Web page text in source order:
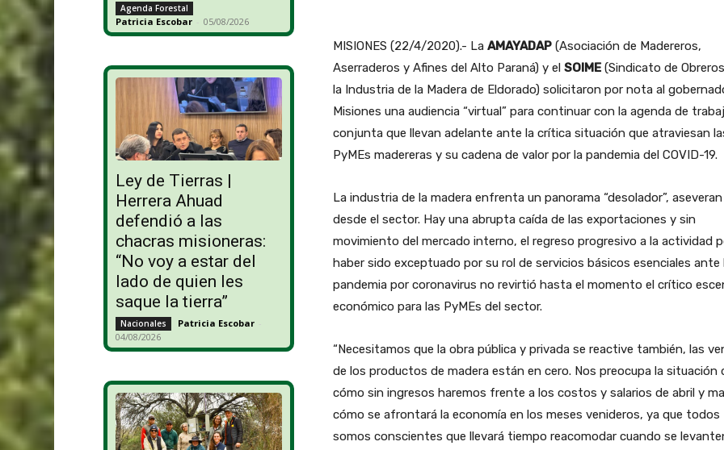
Agenda Forestal
Patricia Escobar - 05/08/2026
Ley de Tierras |
Herrera Ahuad
defendió a las
chacras misioneras:
“No voy a estar del
lado de quien les
saque la tierra”
Nacionales Patricia Escobar -
04/08/2026
MISIONES (22/4/2020).- La AMAYADAP(Asociación de Madereros,
Aserraderos y Afines del Alto Paraná) y el SOIME(Sindicato de
la Industria de la Madera de Eldorado) solicitaron por nota al
Misiones una audiencia “virtual” para continuar con la agenda de
conjunta que llevan adelante ante la crítica situación que atraviesan
PyMEs madereras y su cadena de valor por la pandemia del COVID-19.
La industria de la madera enfrenta un panorama “desolador”, aseveran
desde el sector. Hay una abrupta caída de las exportaciones y sin
movimiento del mercado interno, el regreso progresivo a la actividad
haber sido exceptuado por su rol de servicios básicos esenciales ante
pandemia por coronavirus no revirtió hasta el momento el crítico
económico para las PyMEs del sector.
“Necesitamos que la obra pública y privada se reactive también, las
de los productos de madera están en cero. Nos preocupa la situación
cómo sin ingresos haremos frente a los costos y salarios de abril y
cómo se afrontará la economía en los meses venideros, ya que todos
somos conscientes que llevará tiempo reacomodar cuando se